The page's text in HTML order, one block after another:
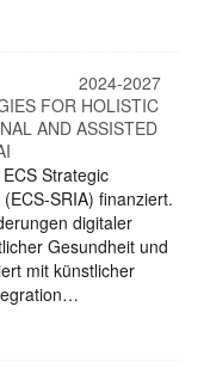
2024-2027
FOR HOLISTIC
AND ASSISTED
Strategic
SRIA) finanziert.
digitaler
Gesundheit und
mit künstlicher